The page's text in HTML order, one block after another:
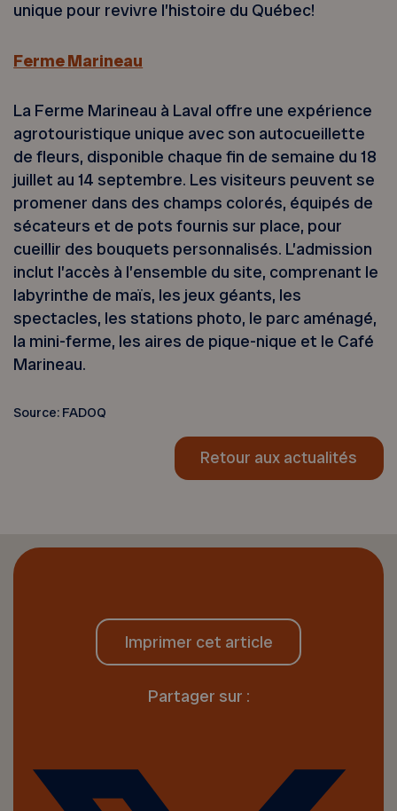
unique pour revivre l’histoire du Québec!
Ferme Marineau
La Ferme Marineau à Laval offre une expérience
agrotouristique unique avec son autocueillette
de fleurs, disponible chaque fin de semaine du 18
juillet au 14 septembre. Les visiteurs peuvent se
promener dans des champs colorés, équipés de
sécateurs et de pots fournis sur place, pour
cueillir des bouquets personnalisés. L’admission
inclut l’accès à l’ensemble du site, comprenant le
labyrinthe de maïs, les jeux géants, les
spectacles, les stations photo, le parc aménagé,
la mini-ferme, les aires de pique-nique et le Café
Marineau.
Source: FADOQ
Retour aux actualités
Imprimer cet article
Partager sur :